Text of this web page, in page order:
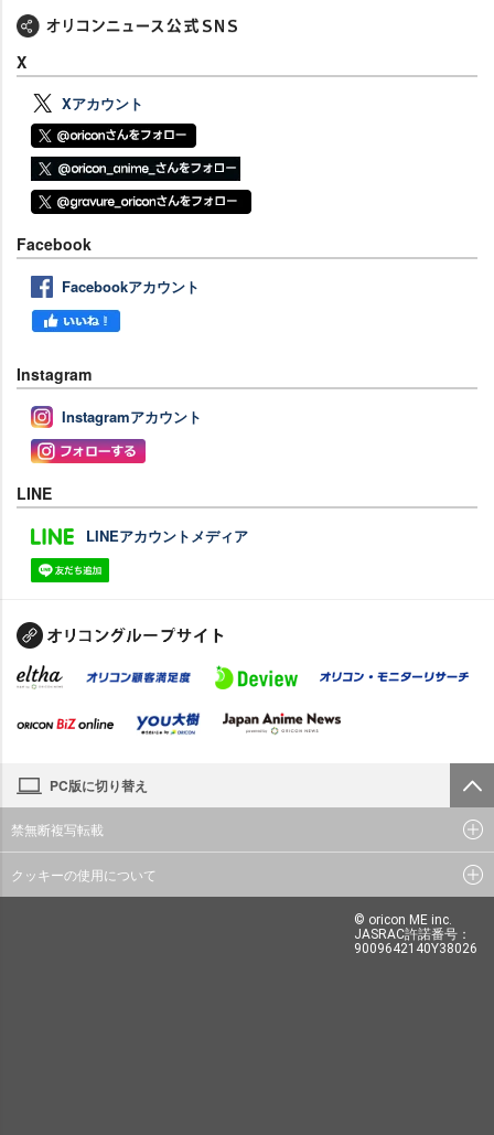
X
Xアカウント
Facebook
Facebookアカウント
Instagram
Instagramアカウント
LINE
LINEアカウントメディア
PC版に切り替え
禁無断複写転載
クッキーの使用について
© oricon ME inc.
JASRAC許諾番号：
9009642140Y38026